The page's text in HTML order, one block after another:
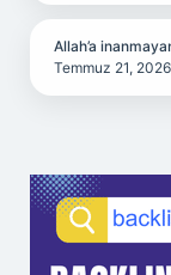
Allah’a
Temmuz 21, 2026